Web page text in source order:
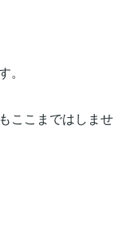
ここまではしませ